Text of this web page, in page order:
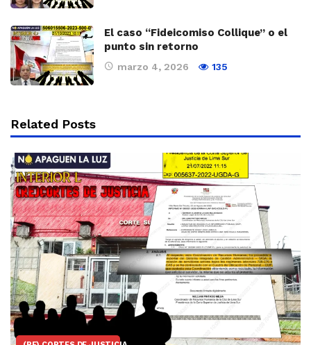
El caso “Fideicomiso Collique” o el
punto sin retorno
marzo 4, 2026 135
Related Posts